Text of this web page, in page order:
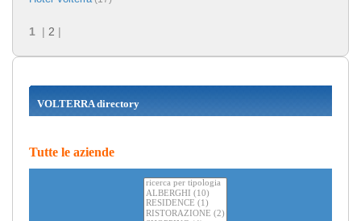
1 | 2 |
VOLTERRA directory
Tutte le aziende